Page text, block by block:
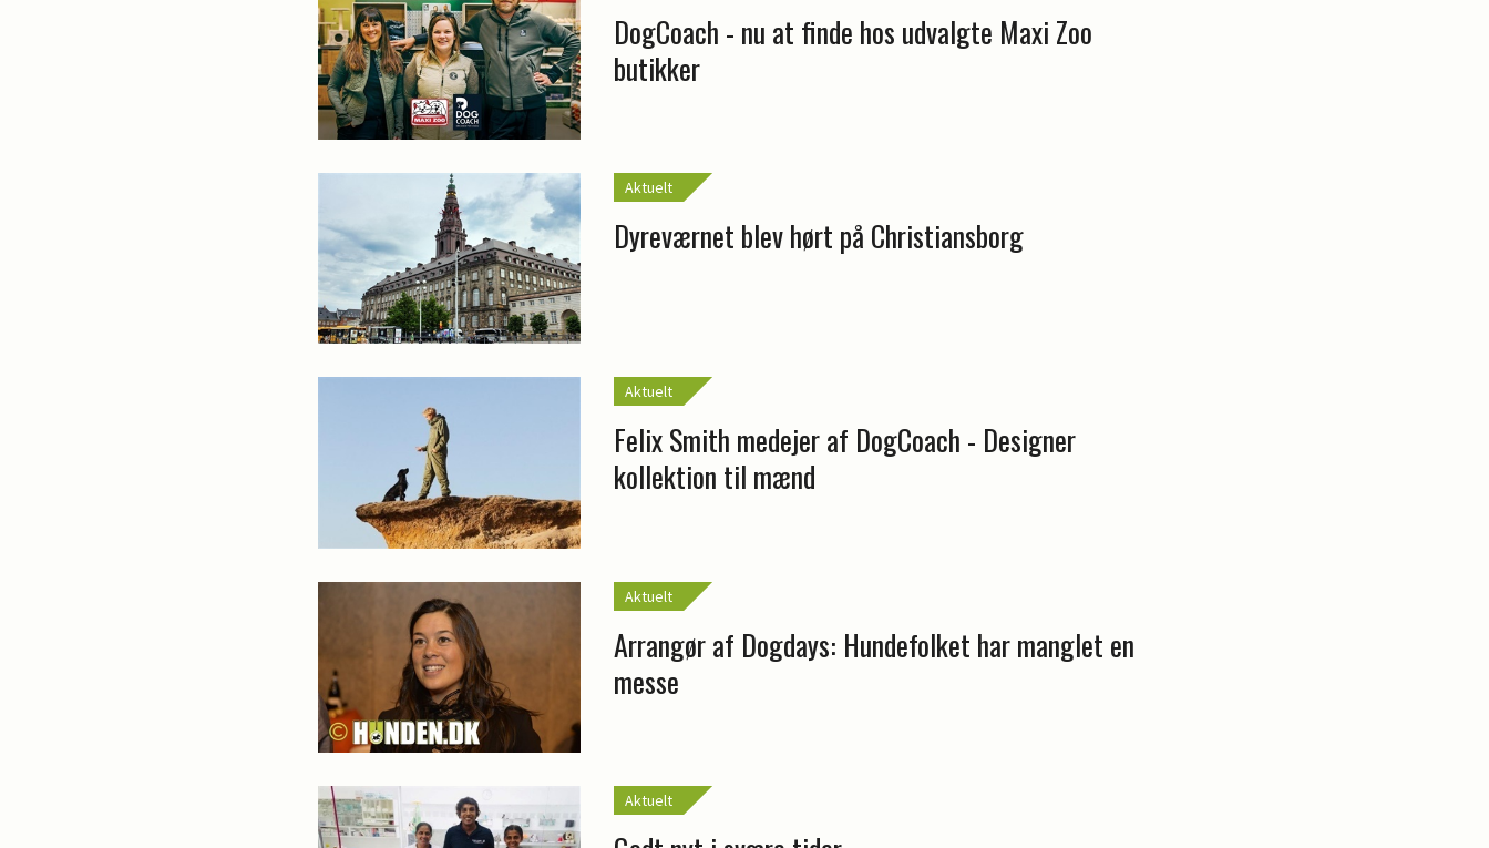
DogCoach - nu at finde hos udvalgte Maxi Zoo
butikker
Aktuelt
Dyreværnet blev hørt på Christiansborg
Aktuelt
Felix Smith medejer af DogCoach - Designer
kollektion til mænd
Aktuelt
Arrangør af Dogdays: Hundefolket har manglet en
messe
Aktuelt